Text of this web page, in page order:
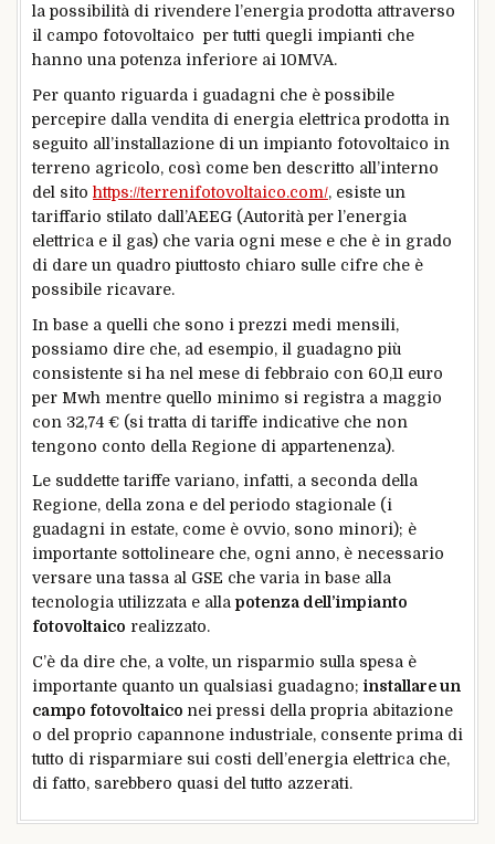
la possibilità di rivendere l’energia prodotta attraverso
il campo fotovoltaico per tutti quegli impianti che
hanno una potenza inferiore ai 10MVA.
Per quanto riguarda i guadagni che è possibile
percepire dalla vendita di energia elettrica prodotta in
seguito all’installazione di un impianto fotovoltaico in
terreno agricolo, così come ben descritto all’interno
del sito https://terrenifotovoltaico.com/, esiste un
tariffario stilato dall’AEEG (Autorità per l’energia
elettrica e il gas) che varia ogni mese e che è in grado
di dare un quadro piuttosto chiaro sulle cifre che è
possibile ricavare.
In base a quelli che sono i prezzi medi mensili,
possiamo dire che, ad esempio, il guadagno più
consistente si ha nel mese di febbraio con 60,11 euro
per Mwh mentre quello minimo si registra a maggio
con 32,74 € (si tratta di tariffe indicative che non
tengono conto della Regione di appartenenza).
Le suddette tariffe variano, infatti, a seconda della
Regione, della zona e del periodo stagionale (i
guadagni in estate, come è ovvio, sono minori); è
importante sottolineare che, ogni anno, è necessario
versare una tassa al GSE che varia in base alla
tecnologia utilizzata e alla potenza dell’impianto
fotovoltaico realizzato.
C’è da dire che, a volte, un risparmio sulla spesa è
importante quanto un qualsiasi guadagno; installare un
campo fotovoltaico nei pressi della propria abitazione
o del proprio capannone industriale, consente prima di
tutto di risparmiare sui costi dell’energia elettrica che,
di fatto, sarebbero quasi del tutto azzerati.